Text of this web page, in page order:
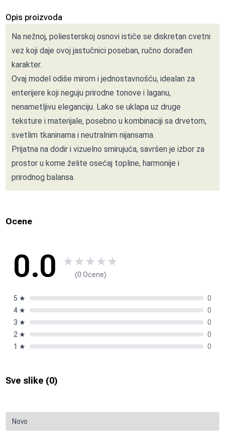
Opis proizvoda
Na nežnoj, poliesterskoj osnovi ističe se diskretan cvetni
vez koji daje ovoj jastučnici poseban, ručno dorađen
karakter.
Ovaj model odiše mirom i jednostavnošću, idealan za
enterijere koji neguju prirodne tonove i laganu,
nenametljivu eleganciju. Lako se uklapa uz druge
teksture i materijale, posebno u kombinaciji sa drvetom,
svetlim tkaninama i neutralnim nijansama.
Prijatna na dodir i vizuelno smirujuća, savršen je izbor za
prostor u kome želite osećaj topline, harmonije i
prirodnog balansa.
Ocene
0.0 ★★★★★
(0 Ocene)
5 ★
0
4 ★
0
3 ★
0
2 ★
0
1 ★ 0
Sve slike (0)